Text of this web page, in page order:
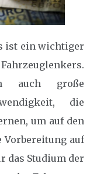
ist ein wichtiger
auch große
die
um auf den
Vorbereitung auf
das Studium der